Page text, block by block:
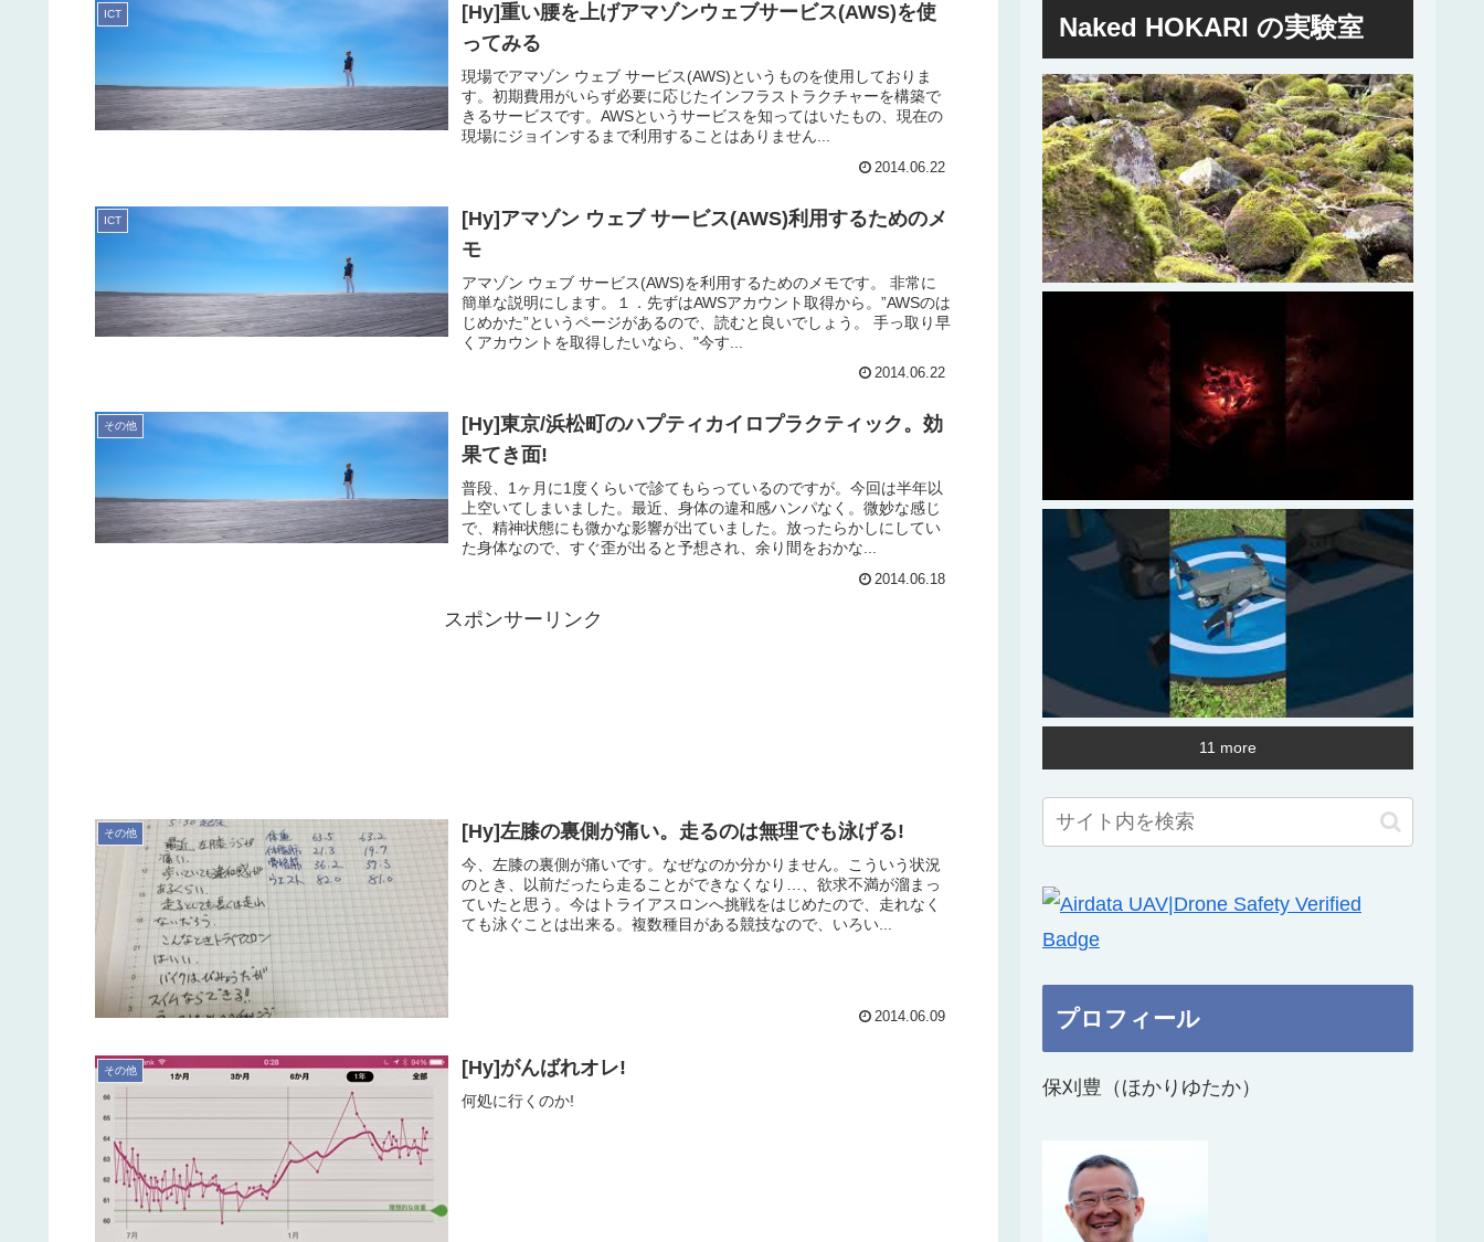
ICT
[Hy]重い腰を上げアマゾンウェブサービス(AWS)を使
ってみる
現場でアマゾン ウェブ サービス(AWS)というものを使用しておりま
す。初期費用がいらず必要に応じたインフラストラクチャーを構築で
きるサービスです。AWSというサービスを知ってはいたもの、現在の
現場にジョインするまで利用することはありません...
2014.06.22
ICT
[Hy]アマゾン ウェブ サービス(AWS)利用するためのメ
モ
アマゾン ウェブ サービス(AWS)を利用するためのメモです。 非常に
簡単な説明にします。１．先ずはAWSアカウント取得から。”AWSのは
じめかた”というページがあるので、読むと良いでしょう。 手っ取り早
くアカウントを取得したいなら、"今す...
2014.06.22
その他
[Hy]東京/浜松町のハプティカイロプラクティック。効
果てき面!
普段、1ヶ月に1度くらいで診てもらっているのですが。今回は半年以
上空いてしまいました。最近、身体の違和感ハンパなく。微妙な感じ
で、精神状態にも微かな影響が出ていました。放ったらかしにしてい
た身体なので、すぐ歪が出ると予想され、余り間をおかな...
2014.06.18
スポンサーリンク
その他 [Hy]左膝の裏側が痛い。走るのは無理でも泳げる!
今、左膝の裏側が痛いです。なぜなのか分かりません。こういう状況
のとき、以前だったら走ることができなくなり…、欲求不満が溜まっ
ていたと思う。今はトライアスロンへ挑戦をはじめたので、走れなく
ても泳ぐことは出来る。複数種目がある競技なので、いろい...
2014.06.09
その他 [Hy]がんばれオレ!
何処に行くのか!
Naked HOKARI の実験室
11 more
プロフィール
保刈豊（ほかりゆたか）